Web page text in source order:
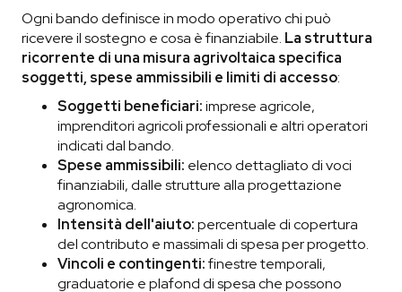
Ogni bando definisce in modo operativo chi può
ricevere il sostegno e cosa è finanziabile. La struttura
ricorrente di una misura agrivoltaica specifica
soggetti, spese ammissibili e limiti di accesso:
Soggetti beneficiari:imprese agricole,
imprenditori agricoli professionali e altri operatori
indicati dal bando.
Spese ammissibili: elenco dettagliato di voci
finanziabili, dalle strutture alla progettazione
agronomica.
Intensità dell'aiuto:percentuale di copertura
del contributo e massimali di spesa per progetto.
Vincoli e contingenti:finestre temporali,
graduatorie e plafond di spesa che possono